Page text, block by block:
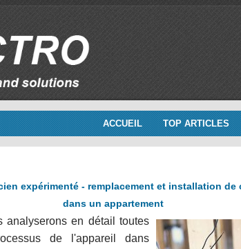
ACCUEIL TOP ARTICLES
expérimenté - remplacement et installation de
dans un appartement
analyserons en détail toutes
de l'appareil dans